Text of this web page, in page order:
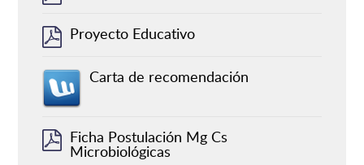
Proyecto Educativo
Carta de recomendación
Ficha Postulación Mg Cs
Microbiológicas